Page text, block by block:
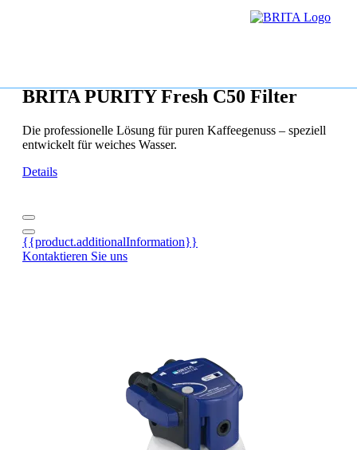
BRITA PURITY Fresh C50 Filter
Die professionelle Lösung für puren Kaffeegenuss – speziell
entwickelt für weiches Wasser.
Details
{{product.additionalInformation}}
Kontaktieren Sie uns